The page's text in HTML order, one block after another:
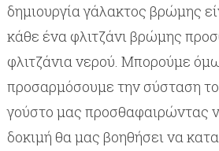
δημιουργία γάλακτος βρώμης
κάθε ένα φλιτζάνι βρώμης
φλιτζάνια νερού. Μπορούμε
προσαρμόσουμε την σύσταση
γούστο μας προσθαφαιρώντας
δοκιμή θα μας βοηθήσει να